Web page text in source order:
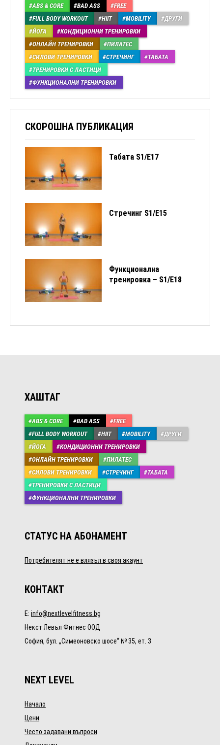
ABS & CORE BAD ASS
FREE
FULL BODY WORKOUT
HIIT MOBILITY
ДРУГИ
ЙОГА
КОНДИЦИОННИ ТРЕНИРОВКИ
ОНЛАЙН ТРЕНИРОВКИ
ПИЛАТЕС
СИЛОВИ ТРЕНИРОВКИ
СТРЕЧИНГ
ТАБАТА
ТРЕНИРОВКИ С ЛАСТИЦИ
ФУНКЦИОНАЛНИ ТРЕНИРОВКИ
СКОРОШНА ПУБЛИКАЦИЯ
Табата S1/Е17
Стречинг S1/Е15
Функционална
тренировка – S1/E18
ХАШТАГ
ABS & CORE BAD ASS
FREE
FULL BODY WORKOUT
HIIT MOBILITY
ДРУГИ
ЙОГА
КОНДИЦИОННИ ТРЕНИРОВКИ
ОНЛАЙН ТРЕНИРОВКИ
ПИЛАТЕС
СИЛОВИ ТРЕНИРОВКИ
СТРЕЧИНГ
ТАБАТА
ТРЕНИРОВКИ С ЛАСТИЦИ
ФУНКЦИОНАЛНИ ТРЕНИРОВКИ
СТАТУС НА АБОНАМЕНТ
Потребителят не е влязъл в своя акаунт
КОНТАКТ
E: info@nextlevelfitness.bg
Некст Левъл Фитнес ООД
София, бул. „Симеоновско шосе“ № 35, ет. 3
NEXT LEVEL
Начало
Цени
Често задавани въпроси